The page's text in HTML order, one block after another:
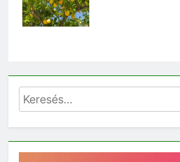
Keresés: